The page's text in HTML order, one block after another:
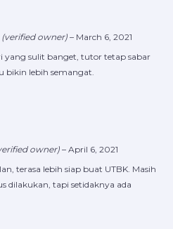
(verified owner) – March 6, 2021
yang sulit banget, tutor tetap sabar
bikin lebih semangat.
owner)– April 6, 2021
terasa lebih siap buat UTBK. Masih
dilakukan, tapi setidaknya ada